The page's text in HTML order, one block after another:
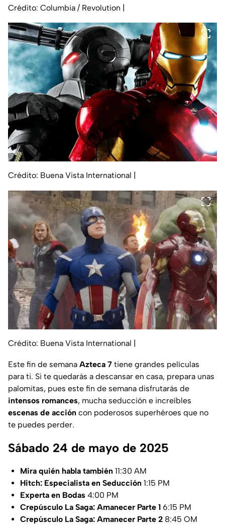
Crédito: Columbia / Revolution |
Crédito: Buena Vista International
Crédito: Buena Vista International
Este fin de semana Azteca 7 tiene grandes películas
para ti. Si te quedarás a descansar en casa, prepara unas
palomitas, pues este fin de semana disfrutarás de
intensos romances, mucha seducción e increíbles
escenas de acción con poderosos superhéroes que no
te puedes perder.
Sábado 24 de mayo de 2025
Mira quién habla también 11:30 AM
Hitch: Especialista en Seducción 1:15 PM
Experta en Bodas 4:00 PM
Crepúsculo La Saga: Amanecer Parte 1 6:15 PM
Crepúsculo La Saga: Amanecer Parte 2 8:45 OM